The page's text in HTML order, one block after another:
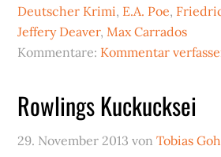
Details
kommt
es
Deutscher Krimi, E.A. Poe,
Jeffery Deaver, Max Carrados
Kommentare: Kommentar
Rowlings Kuckucksei
29. November 2013 vonTobias